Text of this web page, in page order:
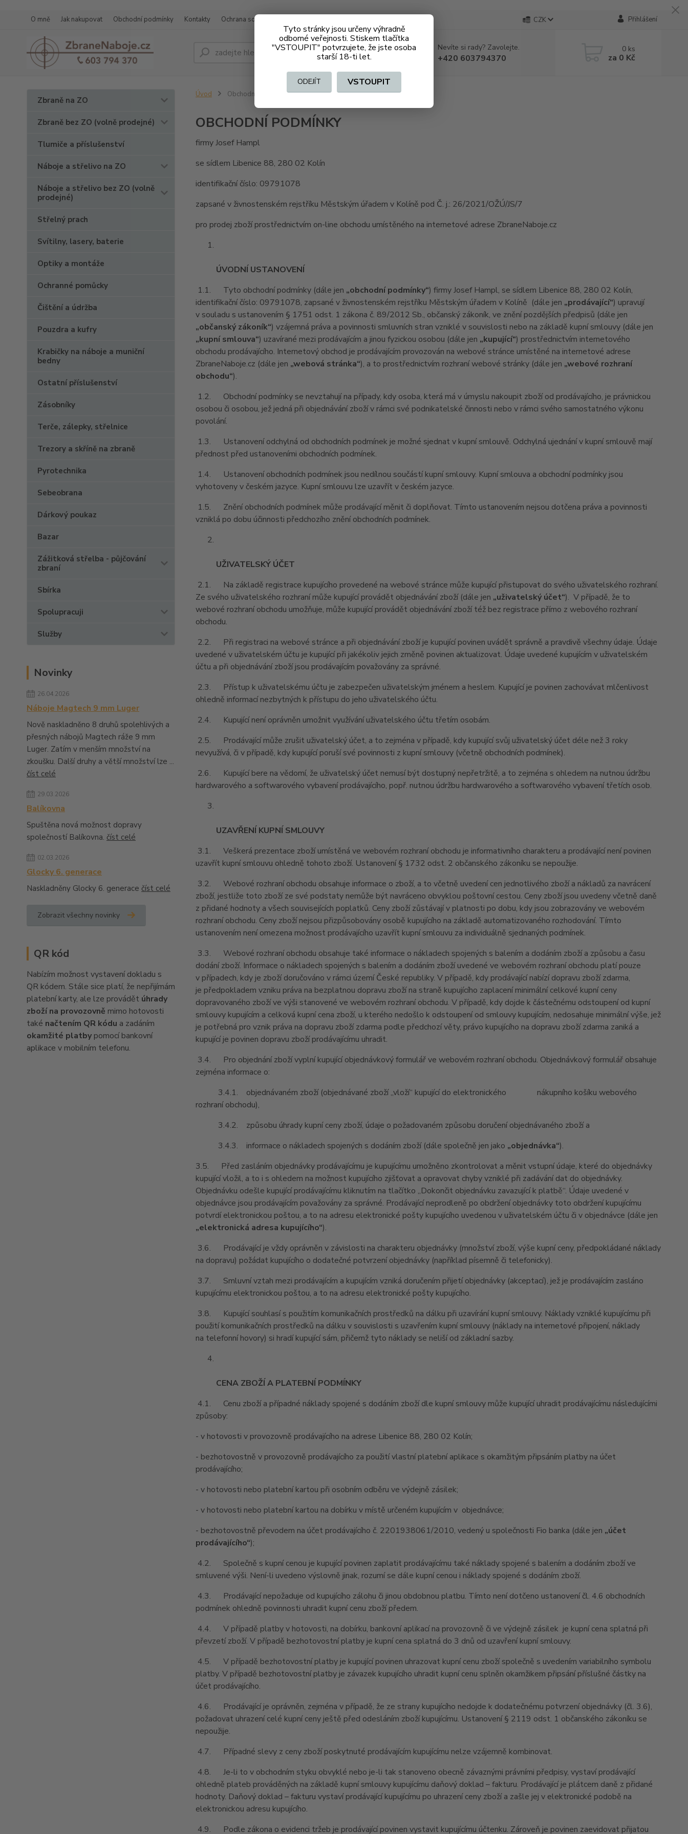
Tyto stránky jsou určeny výhradně
odborné veřejnosti. Stiskem tlačítka
"VSTOUPIT" potvrzujete, že jste osoba
starší 18-ti let.
ODEJÍT VSTOUPIT
O mně Jak nakupovat Obchodní podmínky Kontakty Ochrana soukromí CZK Přihlášení
Hledat Nevíte si rady? Zavolejte.
+420 603794370
0 ks
za 0 Kč
Zbraně na ZO
Zbraně bez ZO (volně prodejné)
Tlumiče a příslušenství
Náboje a střelivo na ZO
Náboje a střelivo bez ZO (volně
prodejné)
Střelný prach
Svítilny, lasery, baterie
Optiky a montáže
Ochranné pomůcky
Čištění a údržba
Pouzdra a kufry
Krabičky na náboje a muniční
bedny
Ostatní příslušenství
Zásobníky
Terče, zálepky, střelnice
Trezory a skříně na zbraně
Pyrotechnika
Sebeobrana
Dárkový poukaz
Bazar
Zážitková střelba - půjčování
zbraní
Sbírka
Spolupracuji
Služby
Novinky
26.04.2026
Náboje Magtech 9 mm Luger
Nově naskladněno 8 druhů spolehlivých a
přesných nábojů Magtech ráže 9 mm
Luger. Zatím v menším množství na
zkoušku. Další druhy a větší množství lze ...
číst celé
29.03.2026
Balíkovna
Spuštěna nová možnost dopravy
společností Balíkovna. číst celé
02.03.2026
Glocky 6. generace
Naskladněny Glocky 6. generace číst celé
Zobrazit všechny novinky
QR kód
Nabízím možnost vystavení dokladu s
QR kódem. Stále sice platí, že nepřijímám
platební karty, ale lze provádět úhrady
zboží na provozovně mimo hotovosti
také načtením QR kódu a zadáním
okamžité platby pomocí bankovní
aplikace v mobilním telefonu.
Úvod Obchodní podmínky
OBCHODNÍ PODMÍNKY
firmy Josef Hampl
se sídlem Libenice 88, 280 02 Kolín
identifikační číslo: 09791078
zapsané v živnostenském rejstříku Městským úřadem v Kolíně pod Č. j.: 26/2021/OŽÚ/JS/7
pro prodej zboží prostřednictvím on-line obchodu umístěného na internetové adrese ZbraneNaboje.cz
ÚVODNÍ USTANOVENÍ
1.1. Tyto obchodní podmínky (dále jen „obchodní podmínky“) firmy Josef Hampl, se sídlem Libenice 88, 280 02 Kolín,
identifikační číslo: 09791078, zapsané v živnostenském rejstříku Městským úřadem v Kolíně (dále jen „prodávající“) upravují
v souladu s ustanovením § 1751 odst. 1 zákona č. 89/2012 Sb., občanský zákoník, ve znění pozdějších předpisů (dále jen
„občanský zákoník“) vzájemná práva a povinnosti smluvních stran vzniklé v souvislosti nebo na základě kupní smlouvy (dále jen
„kupní smlouva“) uzavírané mezi prodávajícím a jinou fyzickou osobou (dále jen „kupující“) prostřednictvím internetového
obchodu prodávajícího. Internetový obchod je prodávajícím provozován na webové stránce umístěné na internetové adrese
ZbraneNaboje.cz (dále jen „webová stránka“), a to prostřednictvím rozhraní webové stránky (dále jen „webové rozhraní
obchodu“).
1.2. Obchodní podmínky se nevztahují na případy, kdy osoba, která má v úmyslu nakoupit zboží od prodávajícího, je právnickou
osobou či osobou, jež jedná při objednávání zboží v rámci své podnikatelské činnosti nebo v rámci svého samostatného výkonu
povolání.
1.3. Ustanovení odchylná od obchodních podmínek je možné sjednat v kupní smlouvě. Odchylná ujednání v kupní smlouvě mají
přednost před ustanoveními obchodních podmínek.
1.4. Ustanovení obchodních podmínek jsou nedílnou součástí kupní smlouvy. Kupní smlouva a obchodní podmínky jsou
vyhotoveny v českém jazyce. Kupní smlouvu lze uzavřít v českém jazyce.
1.5. Znění obchodních podmínek může prodávající měnit či doplňovat. Tímto ustanovením nejsou dotčena práva a povinnosti
vzniklá po dobu účinnosti předchozího znění obchodních podmínek.
UŽIVATELSKÝ ÚČET
2.1. Na základě registrace kupujícího provedené na webové stránce může kupující přistupovat do svého uživatelského rozhraní.
Ze svého uživatelského rozhraní může kupující provádět objednávání zboží (dále jen „uživatelský účet“). V případě, že to
webové rozhraní obchodu umožňuje, může kupující provádět objednávání zboží též bez registrace přímo z webového rozhraní
obchodu.
2.2. Při registraci na webové stránce a při objednávání zboží je kupující povinen uvádět správně a pravdivě všechny údaje. Údaje
uvedené v uživatelském účtu je kupující při jakékoliv jejich změně povinen aktualizovat. Údaje uvedené kupujícím v uživatelském
účtu a při objednávání zboží jsou prodávajícím považovány za správné.
2.3. Přístup k uživatelskému účtu je zabezpečen uživatelským jménem a heslem. Kupující je povinen zachovávat mlčenlivost
ohledně informací nezbytných k přístupu do jeho uživatelského účtu.
2.4. Kupující není oprávněn umožnit využívání uživatelského účtu třetím osobám.
2.5. Prodávající může zrušit uživatelský účet, a to zejména v případě, kdy kupující svůj uživatelský účet déle než 3 roky
nevyužívá, či v případě, kdy kupující poruší své povinnosti z kupní smlouvy (včetně obchodních podmínek).
2.6. Kupující bere na vědomí, že uživatelský účet nemusí být dostupný nepřetržitě, a to zejména s ohledem na nutnou údržbu
hardwarového a softwarového vybavení prodávajícího, popř. nutnou údržbu hardwarového a softwarového vybavení třetích osob.
UZAVŘENÍ KUPNÍ SMLOUVY
3.1. Veškerá prezentace zboží umístěná ve webovém rozhraní obchodu je informativního charakteru a prodávající není povinen
uzavřít kupní smlouvu ohledně tohoto zboží. Ustanovení § 1732 odst. 2 občanského zákoníku se nepoužije.
3.2. Webové rozhraní obchodu obsahuje informace o zboží, a to včetně uvedení cen jednotlivého zboží a nákladů za navrácení
zboží, jestliže toto zboží ze své podstaty nemůže být navráceno obvyklou poštovní cestou. Ceny zboží jsou uvedeny včetně daně
z přidané hodnoty a všech souvisejících poplatků. Ceny zboží zůstávají v platnosti po dobu, kdy jsou zobrazovány ve webovém
rozhraní obchodu. Ceny zboží nejsou přizpůsobovány osobě kupujícího na základě automatizovaného rozhodování. Tímto
ustanovením není omezena možnost prodávajícího uzavřít kupní smlouvu za individuálně sjednaných podmínek.
3.3. Webové rozhraní obchodu obsahuje také informace o nákladech spojených s balením a dodáním zboží a způsobu a času
dodání zboží. Informace o nákladech spojených s balením a dodáním zboží uvedené ve webovém rozhraní obchodu platí pouze
v případech, kdy je zboží doručováno v rámci území České republiky. V případě, kdy prodávající nabízí dopravu zboží zdarma,
je předpokladem vzniku práva na bezplatnou dopravu zboží na straně kupujícího zaplacení minimální celkové kupní ceny
dopravovaného zboží ve výši stanovené ve webovém rozhraní obchodu. V případě, kdy dojde k částečnému odstoupení od kupní
smlouvy kupujícím a celková kupní cena zboží, u kterého nedošlo k odstoupení od smlouvy kupujícím, nedosahuje minimální výše, jež
je potřebná pro vznik práva na dopravu zboží zdarma podle předchozí věty, právo kupujícího na dopravu zboží zdarma zaniká a
kupující je povinen dopravu zboží prodávajícímu uhradit.
3.4. Pro objednání zboží vyplní kupující objednávkový formulář ve webovém rozhraní obchodu. Objednávkový formulář obsahuje
zejména informace o:
3.4.1. objednávaném zboží (objednávané zboží „vloží“ kupující do elektronického nákupního košíku webového
rozhraní obchodu),
3.4.2. způsobu úhrady kupní ceny zboží, údaje o požadovaném způsobu doručení objednávaného zboží a
3.4.3. informace o nákladech spojených s dodáním zboží (dále společně jen jako „objednávka“).
3.5. Před zasláním objednávky prodávajícímu je kupujícímu umožněno zkontrolovat a měnit vstupní údaje, které do objednávky
kupující vložil, a to i s ohledem na možnost kupujícího zjišťovat a opravovat chyby vzniklé při zadávání dat do objednávky.
Objednávku odešle kupující prodávajícímu kliknutím na tlačítko „Dokončit objednávku zavazující k platbě“. Údaje uvedené v
objednávce jsou prodávajícím považovány za správné. Prodávající neprodleně po obdržení objednávky toto obdržení kupujícímu
potvrdí elektronickou poštou, a to na adresu elektronické pošty kupujícího uvedenou v uživatelském účtu či v objednávce (dále jen
„elektronická adresa kupujícího“).
3.6. Prodávající je vždy oprávněn v závislosti na charakteru objednávky (množství zboží, výše kupní ceny, předpokládané náklady
na dopravu) požádat kupujícího o dodatečné potvrzení objednávky (například písemně či telefonicky).
3.7. Smluvní vztah mezi prodávajícím a kupujícím vzniká doručením přijetí objednávky (akceptací), jež je prodávajícím zasláno
kupujícímu elektronickou poštou, a to na adresu elektronické pošty kupujícího.
3.8. Kupující souhlasí s použitím komunikačních prostředků na dálku při uzavírání kupní smlouvy. Náklady vzniklé kupujícímu při
použití komunikačních prostředků na dálku v souvislosti s uzavřením kupní smlouvy (náklady na internetové připojení, náklady
na telefonní hovory) si hradí kupující sám, přičemž tyto náklady se neliší od základní sazby.
CENA ZBOŽÍ A PLATEBNÍ PODMÍNKY
4.1. Cenu zboží a případné náklady spojené s dodáním zboží dle kupní smlouvy může kupující uhradit prodávajícímu následujícími
způsoby:
- v hotovosti v provozovně prodávajícího na adrese Libenice 88, 280 02 Kolín;
- bezhotovostně v provozovně prodávajícího za použití vlastní platební aplikace s okamžitým připsáním platby na účet
prodávajícího;
- v hotovosti nebo platební kartou při osobním odběru ve výdejně zásilek;
- v hotovosti nebo platební kartou na dobírku v místě určeném kupujícím v objednávce;
- bezhotovostně převodem na účet prodávajícího č. 2201938061/2010, vedený u společnosti Fio banka (dále jen „účet
prodávajícího“);
4.2. Společně s kupní cenou je kupující povinen zaplatit prodávajícímu také náklady spojené s balením a dodáním zboží ve
smluvené výši. Není-li uvedeno výslovně jinak, rozumí se dále kupní cenou i náklady spojené s dodáním zboží.
4.3. Prodávající nepožaduje od kupujícího zálohu či jinou obdobnou platbu. Tímto není dotčeno ustanovení čl. 4.6 obchodních
podmínek ohledně povinnosti uhradit kupní cenu zboží předem.
4.4. V případě platby v hotovosti, na dobírku, bankovní aplikací na provozovně či ve výdejně zásilek je kupní cena splatná při
převzetí zboží. V případě bezhotovostní platby je kupní cena splatná do 3 dnů od uzavření kupní smlouvy.
4.5. V případě bezhotovostní platby je kupující povinen uhrazovat kupní cenu zboží společně s uvedením variabilního symbolu
platby. V případě bezhotovostní platby je závazek kupujícího uhradit kupní cenu splněn okamžikem připsání příslušné částky na
účet prodávajícího.
4.6. Prodávající je oprávněn, zejména v případě, že ze strany kupujícího nedojde k dodatečnému potvrzení objednávky (čl. 3.6),
požadovat uhrazení celé kupní ceny ještě před odesláním zboží kupujícímu. Ustanovení § 2119 odst. 1 občanského zákoníku se
nepoužije.
4.7. Případné slevy z ceny zboží poskytnuté prodávajícím kupujícímu nelze vzájemně kombinovat.
4.8. Je-li to v obchodním styku obvyklé nebo je-li tak stanoveno obecně závaznými právními předpisy, vystaví prodávající
ohledně plateb prováděných na základě kupní smlouvy kupujícímu daňový doklad – fakturu. Prodávající je plátcem daně z přidané
hodnoty. Daňový doklad – fakturu vystaví prodávající kupujícímu po uhrazení ceny zboží a zašle jej v elektronické podobě na
elektronickou adresu kupujícího.
4.9. Podle zákona o evidenci tržeb je prodávající povinen vystavit kupujícímu účtenku. Zároveň je povinen zaevidovat přijatou